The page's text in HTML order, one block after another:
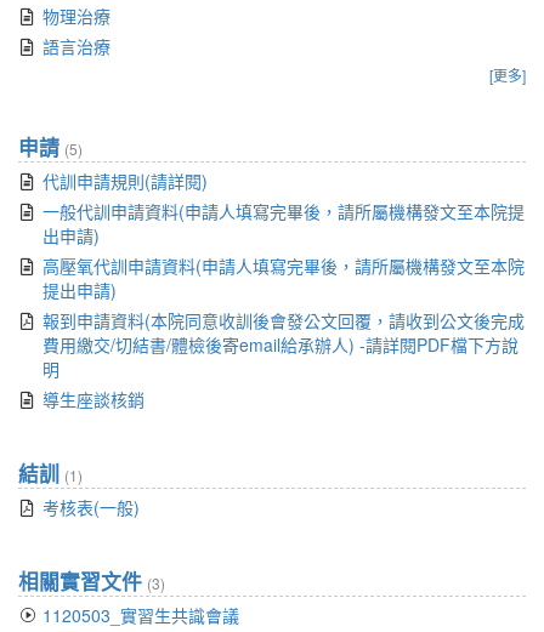
物理治療
語言治療
[更多]
申請 (5)
代訓申請規則(請詳閱)
一般代訓申請資料(申請人填寫完畢後，請所屬機構發文至本院提
出申請)
高壓氧代訓申請資料(申請人填寫完畢後，請所屬機構發文至本院
提出申請)
報到申請資料(本院同意收訓後會發公文回覆，請收到公文後完成
費用繳交/切結書/體檢後寄email給承辦人) -請詳閱PDF檔下方說
明
導生座談核銷
結訓 (1)
考核表(一般)
相關實習文件 (3)
1120503_實習生共識會議